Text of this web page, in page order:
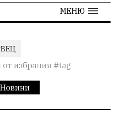
МЕНЮ
от избрания #tag
Новини